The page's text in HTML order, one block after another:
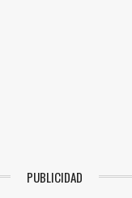
PUBLICIDAD